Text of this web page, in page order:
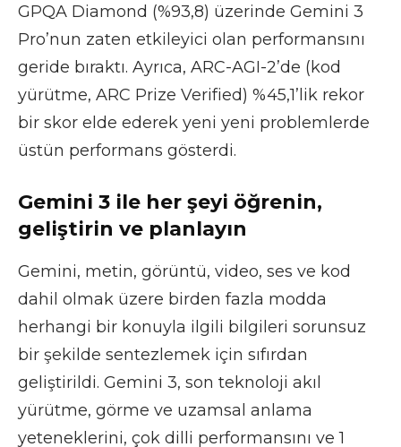
GPQA Diamond (%93,8) üzerinde Gemini 3
Pro’nun zaten etkileyici olan performansını
geride bıraktı. Ayrıca, ARC-AGI-2’de (kod
yürütme, ARC Prize Verified) %45,1’lik rekor
bir skor elde ederek yeni yeni problemlerde
üstün performans gösterdi.
Gemini 3 ile her şeyi öğrenin,
geliştirin ve planlayın
Gemini, metin, görüntü, video, ses ve kod
dahil olmak üzere birden fazla modda
herhangi bir konuyla ilgili bilgileri sorunsuz
bir şekilde sentezlemek için sıfırdan
geliştirildi. Gemini 3, son teknoloji akıl
yürütme, görme ve uzamsal anlama
yeteneklerini, çok dilli performansını ve 1